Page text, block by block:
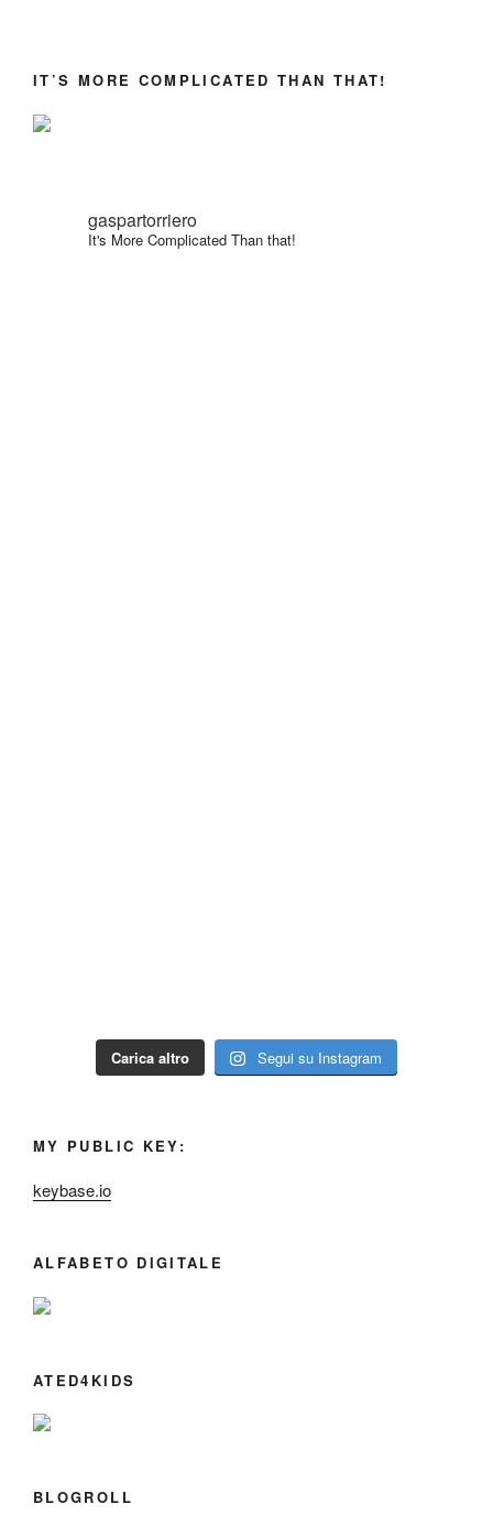
IT’S MORE COMPLICATED THAN THAT!
gaspartorriero
It's More Complicated Than that!
Carica altro Segui su Instagram
MY PUBLIC KEY:
keybase.io
ALFABETO DIGITALE
ATED4KIDS
BLOGROLL